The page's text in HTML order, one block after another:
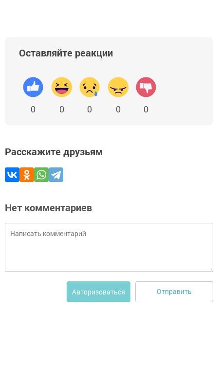
Оставляйте реакции
0 0 0 0 0
Расскажите друзьям
Нет комментариев
Авторизоваться Отправить